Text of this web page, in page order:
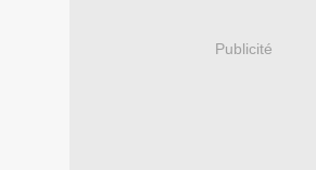
Publicité